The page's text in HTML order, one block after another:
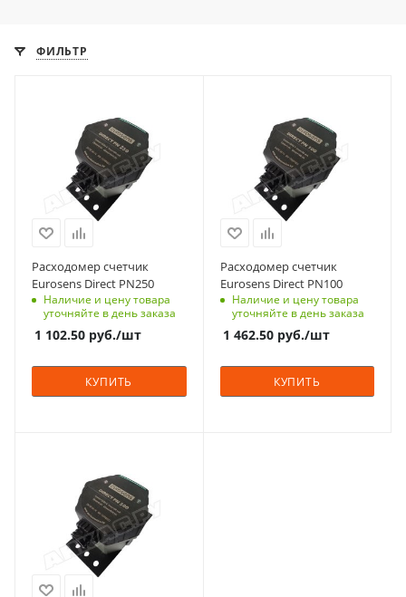
ФИЛЬТР
Расходомер счетчик
Eurosens Direct PN250
Наличие и цену товара
уточняйте в день заказа
1 102.50 руб./шт
КУПИТЬ
Расходомер счетчик
Eurosens Direct PN100
Наличие и цену товара
уточняйте в день заказа
1 462.50руб./шт
КУПИТЬ